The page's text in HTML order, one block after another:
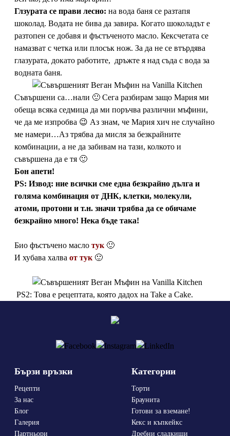
Глзурата се прави лесно: на вода баня се разтапя
шоколад. Водата не бива да завира. Когато шоколадът е
разтопен се добавя и фъстъченото масло. Кексчетата се
намазват с четка или плосък нож. За да не се втърдява
глазурата, докато работите, дръжте я над съда с вода за
водната баня.
Съвършени са…нали 🙂 Сега разбирам защо Мария ми
обеща всяка седмица да ми поръчва различни мъфини,
че да ме изпробва 😉 Аз знам, че Мария хич не случайно
ме намери…Аз трябва да мисля за безкрайните
комбинации, а не да забивам на тази, колкото и
съвършена да е тя 🙂
Бон апети!
PS: Извод: ние всички сме една безкрайно дълга и
голяма комбинация от ДНК, клетки, молекули,
атоми, протони и т.н. значи трябва да се обичаме
безкрайно много! Нека бъде така!
Био фъстъчено масло тук🙂
И хубава халва от тук🙂
PS2: Това е рецептата, която дадох на Take a Cake.
Бързи връзки
Рецепти
За нас
Блог
Галерия
Партньори
Категории
Торти
Браунита
Готови за вземане!
Кекс и къпкейкс
Дребни сладкиши